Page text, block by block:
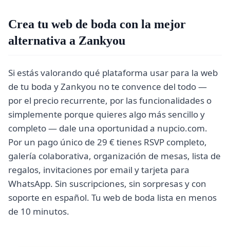
Crea tu web de boda con la mejor
alternativa a Zankyou
Si estás valorando qué plataforma usar para la web
de tu boda y Zankyou no te convence del todo —
por el precio recurrente, por las funcionalidades o
simplemente porque quieres algo más sencillo y
completo — dale una oportunidad a nupcio.com.
Por un pago único de 29 € tienes RSVP completo,
galería colaborativa, organización de mesas, lista de
regalos, invitaciones por email y tarjeta para
WhatsApp. Sin suscripciones, sin sorpresas y con
soporte en español. Tu web de boda lista en menos
de 10 minutos.